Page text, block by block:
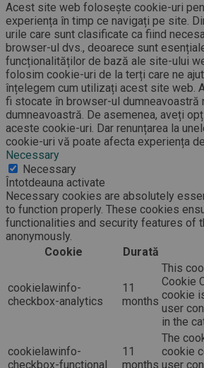
Acest site web folosește cookie-uri
experiența în timp ce navigați pe site.
urile care sunt clasificate ca fiind
browser-ul dvs., deoarece sunt
funcționalităților de bază ale site-ului
folosim cookie-uri de la terți care ne
înțelegem cum utilizați acest site web.
fi stocate în browser-ul dumneavoastră
dumneavoastră. De asemenea, aveți
aceste cookie-uri. Dar renunțarea la
cookie-uri vă poate afecta experiența
Necessary
Necessary
Întotdeauna activate
Necessary cookies are absolutely
to function properly. These cookies
functionalities and security features of
anonymously.
Cookie
Durată
cookielawinfo-
checkbox-analytics
11
months
This
Cookie
cookie
user
in the
cookielawinfo-
checkbox-functional
11
months
The
cookie
user